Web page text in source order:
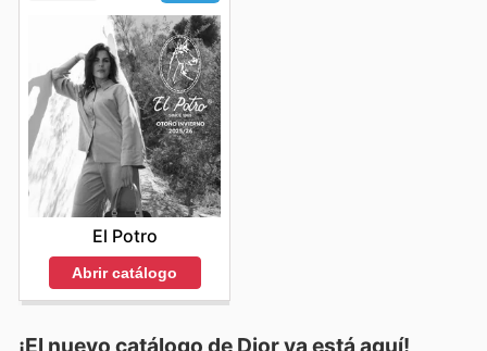
El Potro
Abrir catálogo
¡El nuevo catálogo de Diorya está aquí!